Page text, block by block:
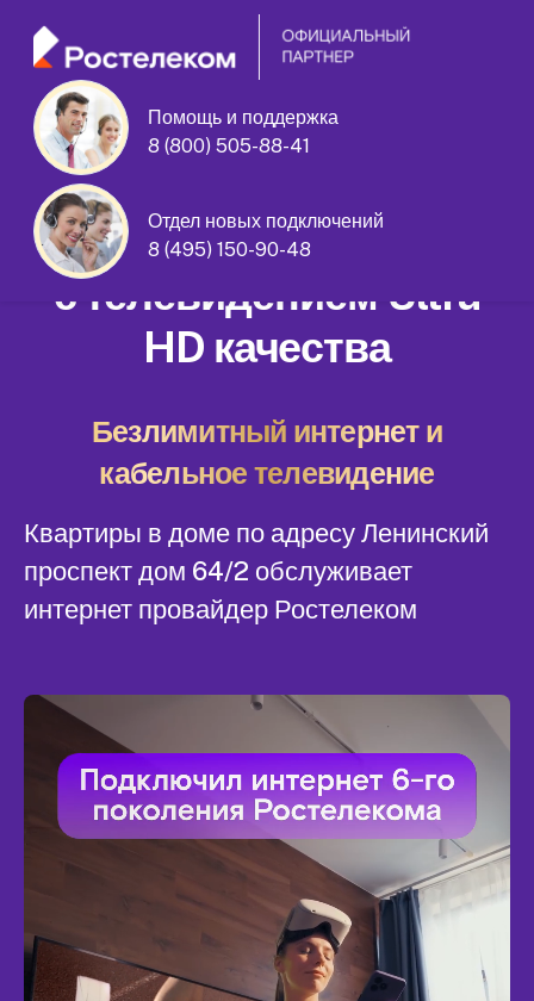
Помощь и поддержка
8 (800) 505-88-41
Отдел новых подключений
8 (495) 150-90-48
Ленинский проспект дом 64/2
Домашний интернет
с телевидением Ultra
HD качества
Безлимитный интернет и
кабельное телевидение
Квартиры в доме по адресу Ленинский
проспект дом 64/2 обслуживает
интернет провайдер Ростелеком